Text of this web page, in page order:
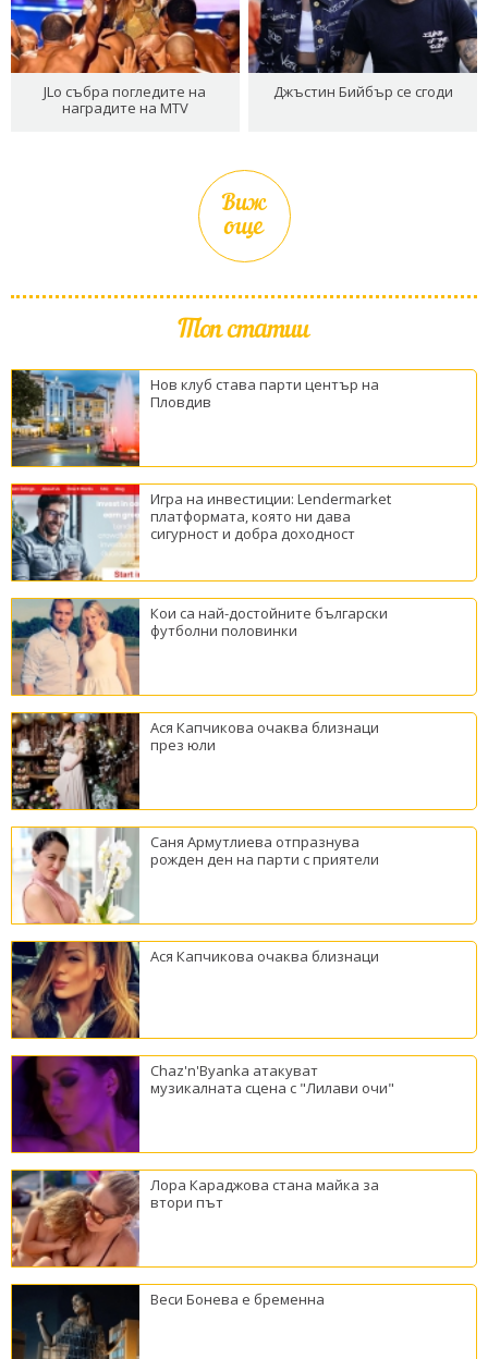
JLo събра погледите на
наградите на MTV
Джъстин Бийбър се сгоди
Виж
още
Топ статии
Нов клуб става парти център на
Пловдив
Игра на инвестиции: Lendermarket
платформата, която ни дава
сигурност и добра доходност
Кои са най-достойните български
футболни половинки
Ася Капчикова очаква близнаци
през юли
Саня Армутлиева отпразнува
рожден ден на парти с приятели
Ася Капчикова очаква близнаци
Chaz'n'Byanka атакуват
музикалната сцена с "Лилави очи"
Лора Караджова стана майка за
втори път
Веси Бонева е бременна